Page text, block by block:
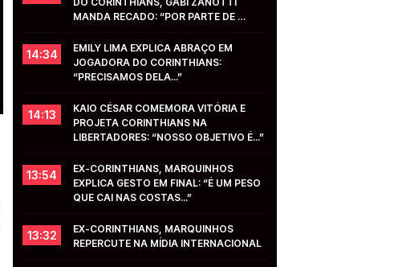
MANDA RECADO: “POR PARTE DE
14:34
EMILY LIMA EXPLICA ABRAÇO EM
JOGADORA DO CORINTHIANS:
“PRECISAMOS DELA...”
14:13
KAIO CÉSAR COMEMORA VITÓRIA E
PROJETA CORINTHIANS NA
LIBERTADORES: “NOSSO OBJETIVO É...”
13:54
EX-CORINTHIANS, MARQUINHOS
EXPLICA GESTO EM FINAL: “É UM PESO
QUE CAI NAS COSTAS...”
13:32
EX-CORINTHIANS, MARQUINHOS
REPERCUTE NA MÍDIA INTERNACIONAL